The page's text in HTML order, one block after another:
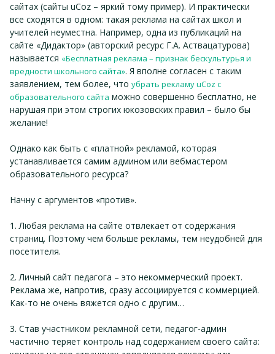
сайтах (сайты uCoz – яркий тому пример). И практически
все сходятся в одном: такая реклама на сайтах школ и
учителей неуместна. Например, одна из публикаций на
сайте «Дидактор» (авторский ресурс Г.А. Аствацатурова)
называется «Бесплатная реклама – признак бескультурья и
вредности школьного сайта». Я вполне согласен с таким
заявлением, тем более, что убрать рекламу uCoz с
образовательного сайта можно совершенно бесплатно, не
нарушая при этом строгих юкозовских правил – было бы
желание!
Однако как быть с «платной» рекламой, которая
устанавливается самим админом или вебмастером
образовательного ресурса?
Начну с аргументов «против».
1. Любая реклама на сайте отвлекает от содержания
страниц. Поэтому чем больше рекламы, тем неудобней для
посетителя.
2. Личный сайт педагога – это некоммерческий проект.
Реклама же, напротив, сразу ассоциируется с коммерцией.
Как-то не очень вяжется одно с другим…
3. Став участником рекламной сети, педагог-админ
частично теряет контроль над содержанием своего сайта: